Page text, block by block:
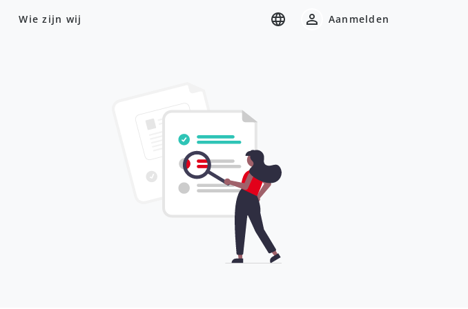
Wie zijn wij Aanmelden